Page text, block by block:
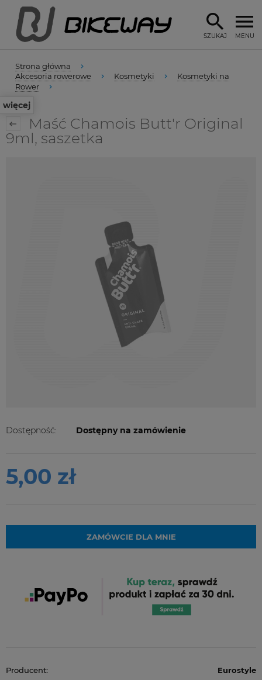
MENU
SZUKAJ
Strona główna
Akcesoria rowerowe
Kosmetyki
Kosmetyki na
Rower
więcej
Maść Chamois Butt'r Original
9ml, saszetka
Dostępność: Dostępny na zamówienie
5,00 zł
ZAMÓWCIE DLA MNIE
Producent:
Eurostyle